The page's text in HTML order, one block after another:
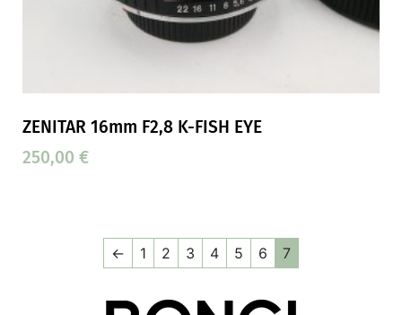
ZENITAR 16mm F2,8 K-FISH EYE
250,00 €
← 1 2 3 4 5 6 7